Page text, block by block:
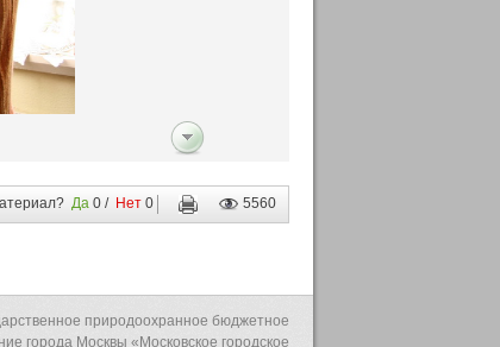
Да 0 / Нет 0
для
5560
природоохранное бюджетное
города Москвы «Московское городское